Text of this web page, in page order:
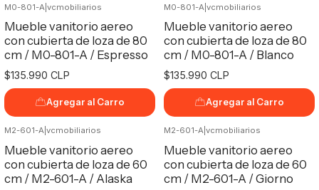
M0-801-A vcmobiliarios
Mueble vanitorio aereo
con cubierta de loza de 80
cm / M0-801-A / Espresso
$135.990 CLP
Agregar al Carro
M0-801-A vcmobiliarios
Mueble vanitorio aereo
con cubierta de loza de 80
cm / M0-801-A / Blanco
$135.990 CLP
Agregar al Carro
M2-601-A| vcmobiliarios
Mueble vanitorio aereo
con cubierta de loza de 60
cm / M2-601-A / Alaska
M2-601-A| vcmobiliarios
Mueble vanitorio aereo
con cubierta de loza de 60
cm / M2-601-A / Giorno